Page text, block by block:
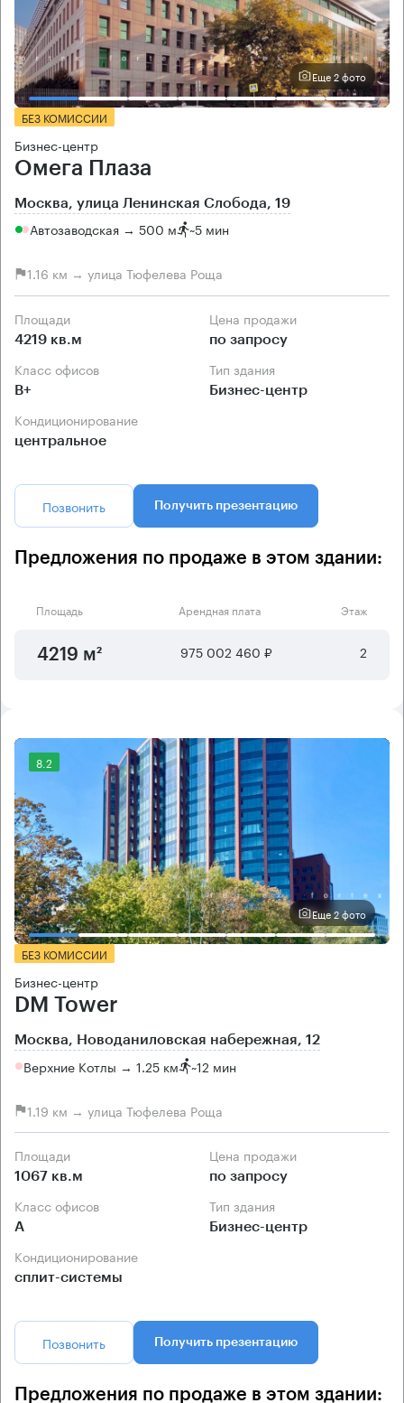
Еще 2 фото
БЕЗ КОМИССИИ
Бизнес-центр
Омега Плаза
Москва, улица Ленинская Слобода, 19
Автозаводская → 500 м ~5 мин
1.16 км → улица Тюфелева Роща
Площади
4219 кв.м
Цена продажи
по запросу
Класс офисов
B+
Тип здания
Бизнес-центр
Кондиционирование
центральное
Позвонить Получить презентацию
Предложения по продаже в этом здании:
Площадь Арендная плата Этаж
4219 м² 975 002 460 ₽ 2
8.2
Еще 2 фото
БЕЗ КОМИССИИ
Бизнес-центр
DM Tower
Москва, Новоданиловская набережная, 12
Верхние Котлы → 1.25 км ~12 мин
1.19 км → улица Тюфелева Роща
Площади
1067 кв.м
Цена продажи
по запросу
Класс офисов
А
Тип здания
Бизнес-центр
Кондиционирование
сплит-системы
Позвонить Получить презентацию
Предложения по продаже в этом здании: